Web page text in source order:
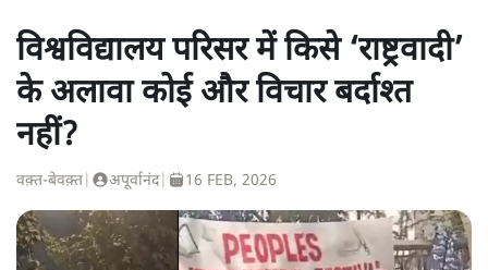
विश्वविद्यालय परिसर में किसे ‘राष्ट्रवादी’
के अलावा कोई और विचार बर्दाश्त
नहीं?
वक़्त-बेवक़्त अपूर्वानंद| 16 FEB, 2026